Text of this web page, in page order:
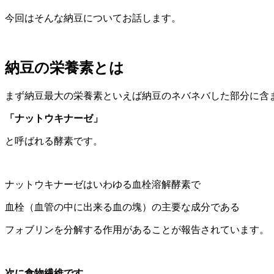
今回はそんな納豆についてお話します。
納豆の栄養素とは
まず納豆最大の栄養素といえば納豆のネバネバした部分に含
「ナットウキナーゼ」
と呼ばれる酵素です。
ナットウキナーゼはいわゆる血栓溶解酵素で
血栓（血管の中に出来る血の塊）の主要な成分である
フォブリンを分解する作用があることが報告されています。